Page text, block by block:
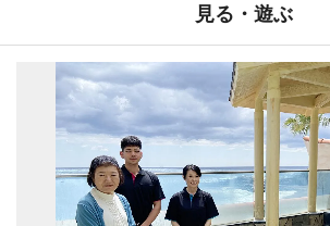
見る・遊ぶ